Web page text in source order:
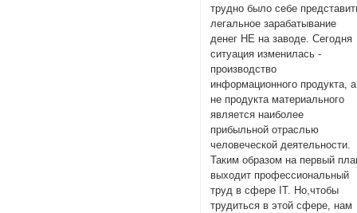
трудно было себе
легальное зарабатывание
денег НЕ на заводе. Сегодня
ситуация изменилась -
производство
информационного продукта, а
не продукта материального
является наиболее
прибыльной отраслью
человеческой деятельности.
Таким образом на первый
выходит профессиональный
труд в сфере IT. Но,чтобы
трудиться в этой сфере, нам